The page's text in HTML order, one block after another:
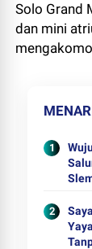
Solo Grand
dan mini